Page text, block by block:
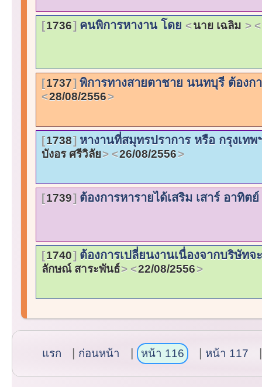
1736 คนพิการหางาน โดย นาย เฉลิม
1737 พิการทางสายตาชาย นนทบุรี ต้อง
28/08/2556
1738 หางานที่สมุทรปราการ หรือ กรุงเ
บังอร ศรีวิลัย 26/08/2556
1739 ต้องการหารายได้เสริม เสาร์ อาทิต
1740 ต้องการเปลี่ยนงานเนื่องจากบริษัท
ลักษณ์ สาระพันธ์ 22/08/2556
แรก ก่อนหน้า หน้า 116 หน้า 117